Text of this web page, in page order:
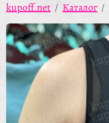
kupoff.net Каталог